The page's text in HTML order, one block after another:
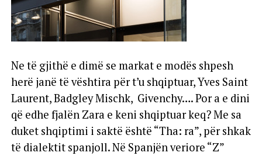
Ne të gjithë e dimë se markat e modës shpesh
herë janë të vështira për t’u shqiptuar, Yves Saint
Laurent, Badgley Mischk, Givenchy…. Por a e dini
që edhe fjalën Zara e keni shqiptuar keq? Me sa
duket shqiptimi i saktë është “Tha: ra”, për shkak
të dialektit spanjoll. Në Spanjën veriore “Z”